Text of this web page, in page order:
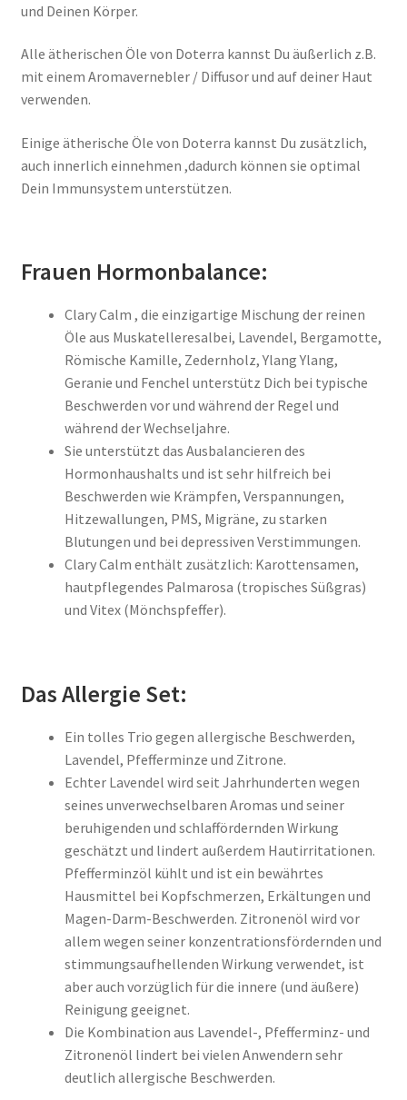
Mein Konto
Probe DUFT Set ätherischer Öle
Top News
Versand und Rücksende Konditionen
Warenkorb
Workshops TERMINE
und Deinen Körper.
Alle ätherischen Öle von Doterra kannst Du äußerlich z.B.
mit einem Aromavernebler / Diffusor und auf deiner Haut
verwenden.
Einige ätherische Öle von Doterra kannst Du zusätzlich,
auch innerlich einnehmen ,dadurch können sie optimal
Dein Immunsystem unterstützen.
Frauen Hormonbalance:
Clary Calm , die einzigartige Mischung der reinen
Öle aus Muskatelleresalbei, Lavendel, Bergamotte,
Römische Kamille, Zedernholz, Ylang Ylang,
Geranie und Fenchel unterstütz Dich bei typische
Beschwerden vor und während der Regel und
während der Wechseljahre.
Sie unterstützt das Ausbalancieren des
Hormonhaushalts und ist sehr hilfreich bei
Beschwerden wie Krämpfen, Verspannungen,
Hitzewallungen, PMS, Migräne, zu starken
Blutungen und bei depressiven Verstimmungen.
Clary Calm enthält zusätzlich: Karottensamen,
hautpflegendes Palmarosa (tropisches Süßgras)
und Vitex (Mönchspfeffer).
Das Allergie Set:
Ein tolles Trio gegen allergische Beschwerden,
Lavendel, Pfefferminze und Zitrone.
Echter Lavendel wird seit Jahrhunderten wegen
seines unverwechselbaren Aromas und seiner
beruhigenden und schlaffördernden Wirkung
geschätzt und lindert außerdem Hautirritationen.
Pfefferminzöl kühlt und ist ein bewährtes
Hausmittel bei Kopfschmerzen, Erkältungen und
Magen-Darm-Beschwerden. Zitronenöl wird vor
allem wegen seiner konzentrationsfördernden und
stimmungsaufhellenden Wirkung verwendet, ist
aber auch vorzüglich für die innere (und äußere)
Reinigung geeignet.
Die Kombination aus Lavendel-, Pfefferminz- und
Zitronenöl lindert bei vielen Anwendern sehr
deutlich allergische Beschwerden.